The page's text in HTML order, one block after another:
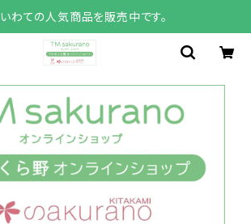
いわての人気商品を販売中です。